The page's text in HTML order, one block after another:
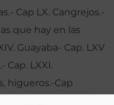
Cap LX. Cangrejos.-
que hay en las
Guayaba- Cap. LXV
Cap. LXXI.
higueros.-Cap